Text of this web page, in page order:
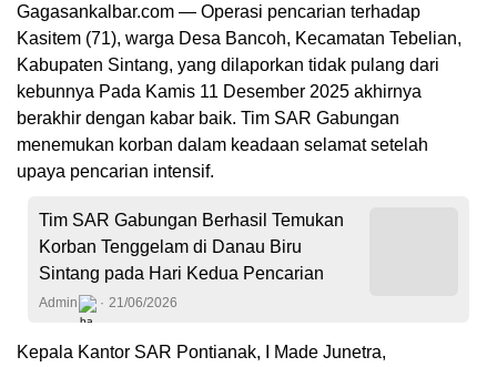
Gagasankalbar.com — Operasi pencarian terhadap
Kasitem (71), warga Desa Bancoh, Kecamatan Tebelian,
Kabupaten Sintang, yang dilaporkan tidak pulang dari
kebunnya Pada Kamis 11 Desember 2025 akhirnya
berakhir dengan kabar baik. Tim SAR Gabungan
menemukan korban dalam keadaan selamat setelah
upaya pencarian intensif.
Tim SAR Gabungan Berhasil Temukan
Korban Tenggelam di Danau Biru
Sintang pada Hari Kedua Pencarian
Admin 21/06/2026
Kepala Kantor SAR Pontianak, I Made Junetra,